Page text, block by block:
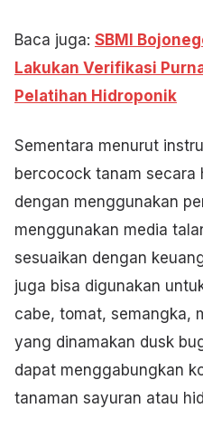
Baca juga: SBMI
Lakukan Verifikasi
Pelatihan Hidroponik
Sementara menurut
bercocock tanam secara
dengan menggunakan
menggunakan media
sesuaikan dengan
juga bisa digunakan
cabe, tomat, semangka,
yang dinamakan dusk
dapat menggabungkan
tanaman sayuran atau